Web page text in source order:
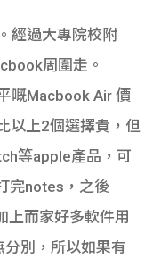
經過大專院校附
周圍走。
嘅Macbook Air 價
以上2個選擇貴，但
等apple產品，可
完notes，之後
上而家好多軟件用
別，所以如果有